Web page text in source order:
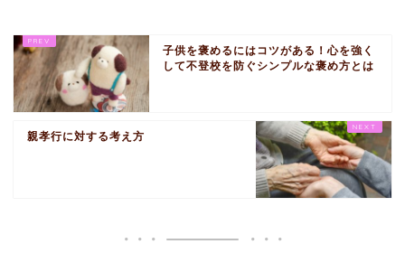
子供を褒めるにはコツがある！心を強く
して不登校を防ぐシンプルな褒め方とは
親孝行に対する考え方